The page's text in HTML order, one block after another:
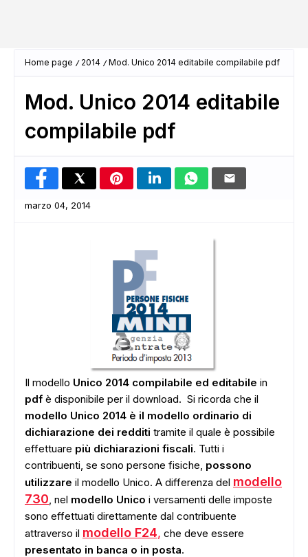
Home page 2014 Mod. Unico 2014 editabile compilabile pdf
Mod. Unico 2014 editabile
compilabile pdf
marzo 04, 2014
Il modello Unico 2014 compilabile ed editabile in
pdf è disponibile per il download. Si ricorda che il
modello Unico 2014 è il modello ordinario di
dichiarazione dei redditi tramite il quale è possibile
effettuare più dichiarazioni fiscali. Tutti i
contribuenti, se sono persone fisiche, possono
utilizzare il modello Unico. A differenza del modello
730 , nel modello Unico i versamenti delle imposte
sono effettuati direttamente dal contribuente
attraverso il modello F24, che deve essere
presentato in banca o in posta.